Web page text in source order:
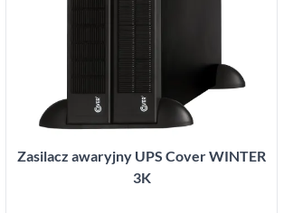
Zasilacz awaryjny UPS Cover WINTER
3K